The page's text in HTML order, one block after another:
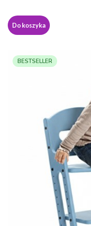
Do koszyka
BESTSELLER